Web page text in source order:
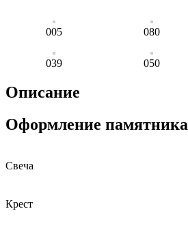
005 080
039 050
Описание
Оформление памятника
Свеча
Крест